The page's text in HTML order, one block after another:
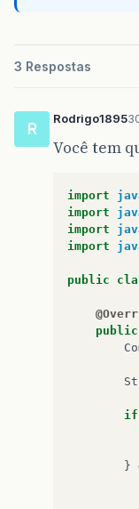
return
}
public int
//
private
//
//
return
switch
3 Respostas
R
Rodrigo1895
Você tem
import
import
import
import
public
public
if
}